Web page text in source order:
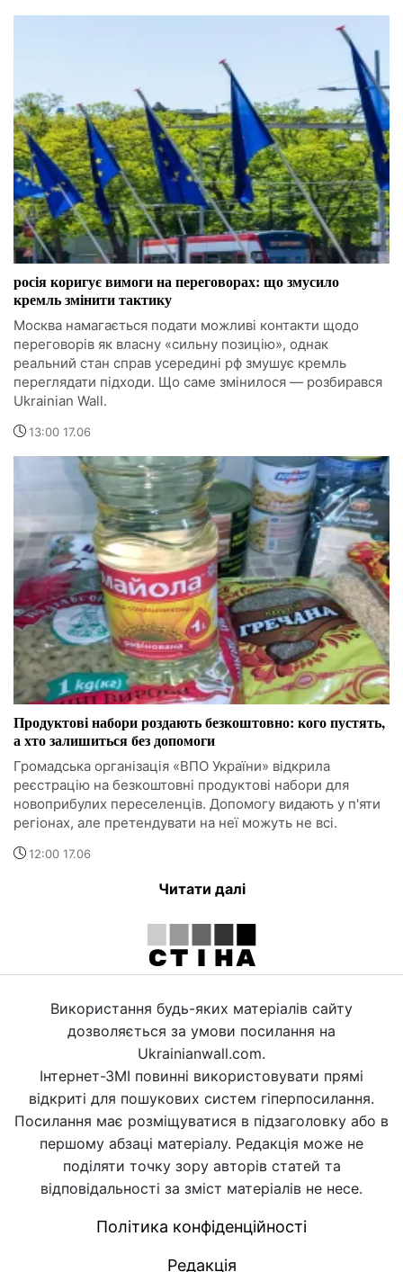
росія коригує вимоги на переговорах: що змусило
кремль змінити тактику
Москва намагається подати можливі контакти щодо
переговорів як власну «сильну позицію», однак
реальний стан справ усередині рф змушує кремль
переглядати підходи. Що саме змінилося — розбирався
Ukrainian Wall.
13:00 17.06
Продуктові набори роздають безкоштовно: кого пустять,
а хто залишиться без допомоги
Громадська організація «ВПО України» відкрила
реєстрацію на безкоштовні продуктові набори для
новоприбулих переселенців. Допомогу видають у п'яти
регіонах, але претендувати на неї можуть не всі.
12:00 17.06
Читати далі
Використання будь-яких матеріалів сайту
дозволяється за умови посилання на
Ukrainianwall.com.
Інтернет-ЗМІ повинні використовувати прямі
відкриті для пошукових систем гіперпосилання.
Посилання має розміщуватися в підзаголовку або в
першому абзаці матеріалу. Редакція може не
поділяти точку зору авторів статей та
відповідальності за зміст матеріалів не несе.
Політика конфіденційності
Редакція